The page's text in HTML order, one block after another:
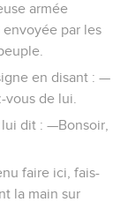
armée
par les
en disant : —
vous de lui.
dit : —Bonsoir,
faire ici, fais-
la main sur